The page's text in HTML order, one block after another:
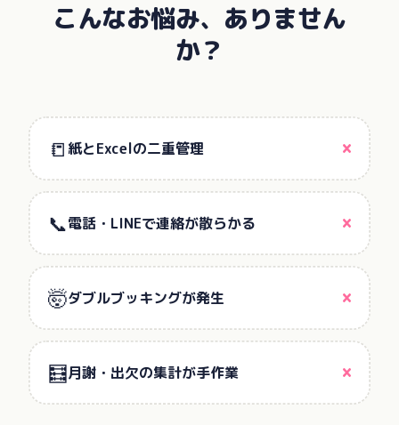
こんなお悩み、ありません
か？
📒 紙とExcelの二重管理 ×
📞電話・LINEで連絡が散らかる ×
🤯ダブルブッキングが発生 ×
🧮月謝・出欠の集計が手作業 ×